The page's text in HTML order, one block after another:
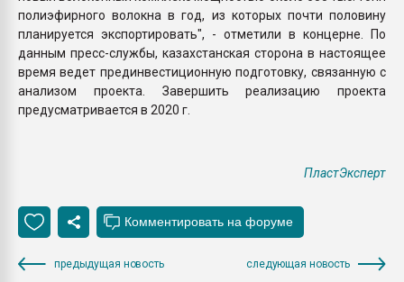
полиэфирного волокна в год, из которых почти половину
планируется экспортировать", - отметили в концерне. По
данным пресс-службы, казахстанская сторона в настоящее
время ведет прединвестиционную подготовку, связанную с
анализом проекта. Завершить реализацию проекта
предусматривается в 2020 г.
ПластЭксперт
предыдущая новость следующая новость